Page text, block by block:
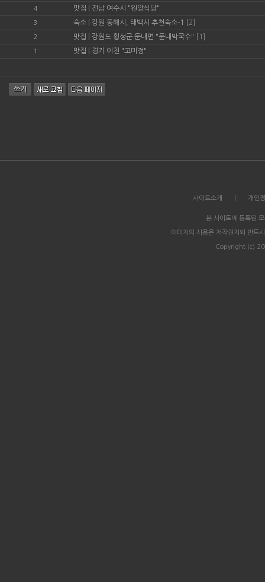
4 맛집 전남 여수시 "원앙식당"
3 숙소 강원 동해시, 태백시 추천숙소-1 [2]
2 맛집 강원도 횡성군 둔내면 "둔내막국수" [1]
1 맛집 경기 이천 "고미정"
사이트소개 개인
본 사이트에 등록된
이미지의 사용은 저작권자와 반드
Copyright (c)